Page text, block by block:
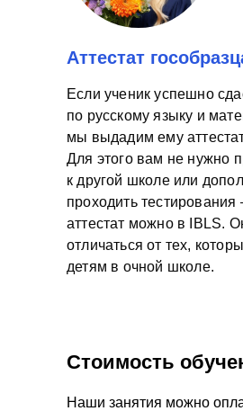
Аттестат
Если ученик успешно
по русскому языку и
мы выдадим ему
Для этого вам не нужно
к другой школе или
проходить
аттестат можно в IBLS.
отличаться от тех,
детям в очной школе.
Стоимость
Наши занятия можно